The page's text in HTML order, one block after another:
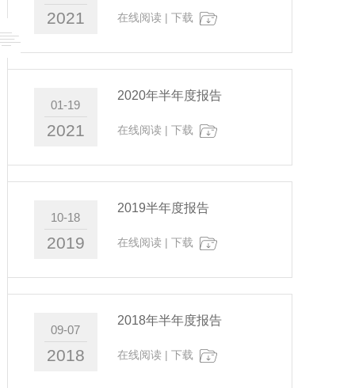
2021 在线阅读 | 下载
01-19
2021
2020年半年度报告
在线阅读 | 下载
10-18
2019
2019半年度报告
在线阅读 | 下载
09-07
2018
2018年半年度报告
在线阅读 | 下载